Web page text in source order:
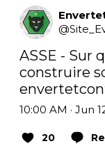
@
ASSE - Sur
construire
10:00 AM · Jun
20